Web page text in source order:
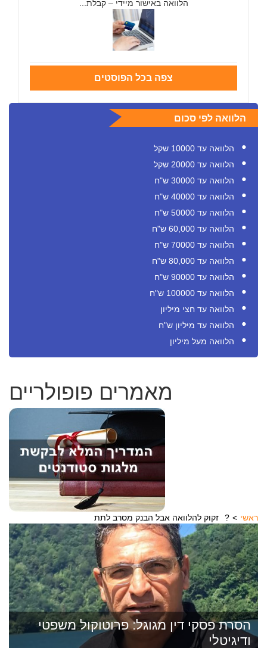
הלוואה באישור מיידי – קבלת...
צפה בכל הפוסטים
הלוואה לפי סכום
הלוואה עד 10000 שקל
הלוואה עד 20000 שקל
הלוואה עד 30000 ש"ח
הלוואה עד 40000 ש"ח
הלוואה עד 50000 ש"ח
הלוואה עד 60,000 ש"ח
הלוואה עד 70000 ש"ח
הלוואה עד 80,000 ש"ח
הלוואה עד 90000 ש"ח
הלוואה עד 100000 ש"ח
הלוואה עד חצי מיליון
הלוואה עד מיליון ש"ח
הלוואה מעל מיליון
מאמרים פופולריים
ראשי זקוק להלוואה אבל הבנק מסרב לתת?
הסרת פסקי דין מגוגל: פרוטוקול משפטי
ודיגיטלי